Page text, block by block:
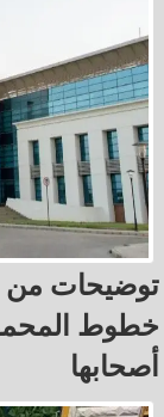
توضيحات من
خطوط
أصحابها